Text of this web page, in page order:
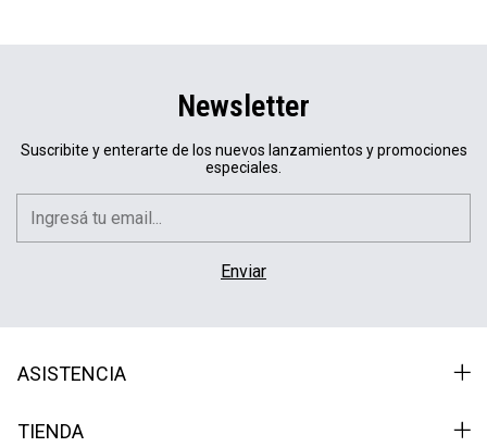
Newsletter
Suscribite y enterarte de los nuevos lanzamientos y promociones
especiales.
ASISTENCIA
TIENDA